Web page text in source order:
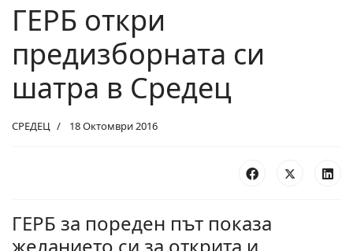
ГЕРБ откри
предизборната си
шатра в Средец
СРЕДЕЦ 18 Октомври 2016
ГЕРБ за пореден път показа